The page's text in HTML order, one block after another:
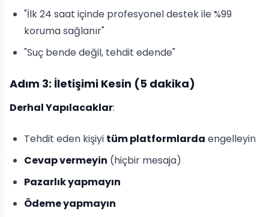
"İlk 24 saat içinde profesyonel destek ile %99
koruma sağlanır"
"Suç bende değil, tehdit edende"
Adım 3: İletişimi Kesin (5 dakika)
Derhal Yapılacaklar:
Tehdit eden kişiyi tüm platformlarda engelleyin
Cevap vermeyin (hiçbir mesaja)
Pazarlık yapmayın
Ödeme yapmayın